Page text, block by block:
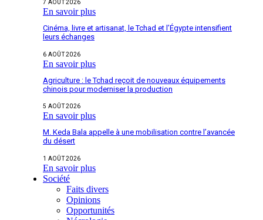
7 AOÛT 2026
En savoir plus
Cinéma, livre et artisanat, le Tchad et l’Égypte intensifient
leurs échanges
6 AOÛT 2026
En savoir plus
Agriculture : le Tchad reçoit de nouveaux équipements
chinois pour moderniser la production
5 AOÛT 2026
En savoir plus
M. Keda Bala appelle à une mobilisation contre l’avancée
du désert
1 AOÛT 2026
En savoir plus
Société
Faits divers
Opinions
Opportunités